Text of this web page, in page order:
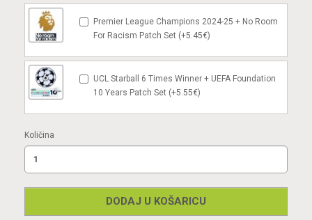
Premier League Champions 2024-25 + No Room
For Racism Patch Set (+5.45€)
UCL Starball 6 Times Winner + UEFA Foundation
10 Years Patch Set (+5.55€)
Količina
DODAJ U KOŠARICU